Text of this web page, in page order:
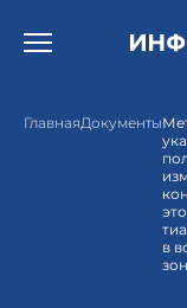
Открыть бургер
ГлавнаяДокументы
в